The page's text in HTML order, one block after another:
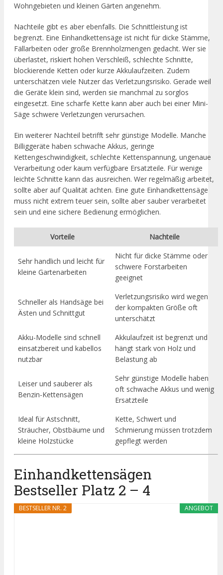
Wohngebieten und kleinen Gärten angenehm.
Nachteile gibt es aber ebenfalls. Die Schnittleistung ist
begrenzt. Eine Einhandkettensäge ist nicht für dicke Stämme,
Fällarbeiten oder große Brennholzmengen gedacht. Wer sie
überlastet, riskiert hohen Verschleiß, schlechte Schnitte,
blockierende Ketten oder kurze Akkulaufzeiten. Zudem
unterschätzen viele Nutzer das Verletzungsrisiko. Gerade weil
die Geräte klein sind, werden sie manchmal zu sorglos
eingesetzt. Eine scharfe Kette kann aber auch bei einer Mini-
Säge schwere Verletzungen verursachen.
Ein weiterer Nachteil betrifft sehr günstige Modelle. Manche
Billiggeräte haben schwache Akkus, geringe
Kettengeschwindigkeit, schlechte Kettenspannung, ungenaue
Verarbeitung oder kaum verfügbare Ersatzteile. Für wenige
leichte Schnitte kann das ausreichen. Wer regelmäßig arbeitet,
sollte aber auf Qualität achten. Eine gute Einhandkettensäge
muss nicht extrem teuer sein, sollte aber sauber verarbeitet
sein und eine sichere Bedienung ermöglichen.
Vorteile Nachteile
Sehr handlich und leicht für
kleine Gartenarbeiten
Nicht für dicke Stämme oder
schwere Forstarbeiten
geeignet
Schneller als Handsäge bei
Ästen und Schnittgut
Verletzungsrisiko wird wegen
der kompakten Größe oft
unterschätzt
Akku-Modelle sind schnell
einsatzbereit und kabellos
nutzbar
Akkulaufzeit ist begrenzt und
hängt stark von Holz und
Belastung ab
Leiser und sauberer als
Benzin-Kettensägen
Sehr günstige Modelle haben
oft schwache Akkus und wenig
Ersatzteile
Ideal für Astschnitt,
Sträucher, Obstbäume und
kleine Holzstücke
Kette, Schwert und
Schmierung müssen trotzdem
gepflegt werden
Einhandkettensägen
Bestseller Platz 2 – 4
ANGEBOT
BESTSELLER NR. 2